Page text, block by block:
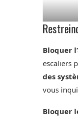
Bloquer
escaliers
des
vous
Bloquer